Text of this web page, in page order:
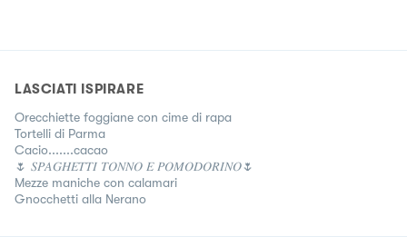
LASCIATI ISPIRARE
Orecchiette foggiane con cime di rapa
Tortelli di Parma
Cacio.......cacao
🌷 𝑆𝑃𝐴𝐺𝐻𝐸𝑇𝑇𝐼 𝑇𝑂𝑁𝑁𝑂 𝐸 𝑃𝑂𝑀𝑂𝐷𝑂𝑅𝐼𝑁𝑂🌷
Mezze maniche con calamari
Gnocchetti alla Nerano